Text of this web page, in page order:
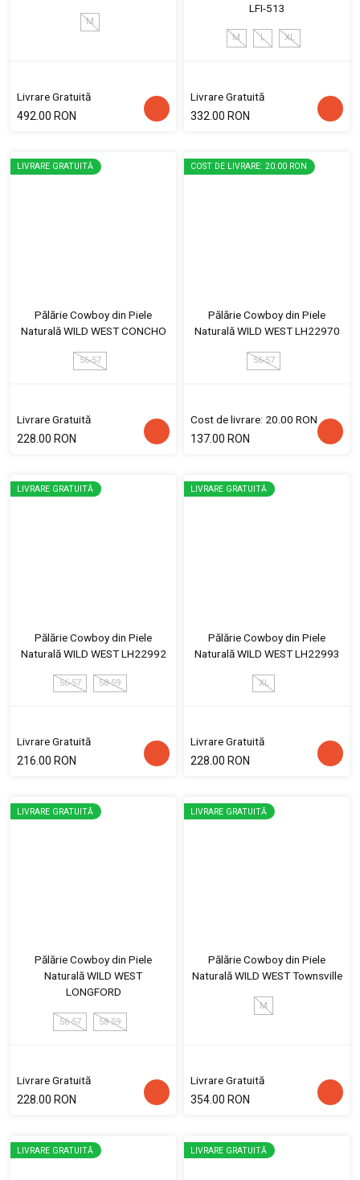
M
Livrare Gratuită
492.00 RON
LFI-513
M L XL
Livrare Gratuită
332.00 RON
LIVRARE GRATUITĂ
Pălărie Cowboy din Piele
Naturală WILD WEST CONCHO
56-57
Livrare Gratuită
228.00 RON
COST DE LIVRARE: 20.00 RON
Pălărie Cowboy din Piele
Naturală WILD WEST LH22970
56-57
Cost de livrare: 20.00 RON
137.00 RON
LIVRARE GRATUITĂ
Pălărie Cowboy din Piele
Naturală WILD WEST LH22992
56-57 58-59
Livrare Gratuită
216.00 RON
LIVRARE GRATUITĂ
Pălărie Cowboy din Piele
Naturală WILD WEST LH22993
XL
Livrare Gratuită
228.00 RON
LIVRARE GRATUITĂ
Pălărie Cowboy din Piele
Naturală WILD WEST
LONGFORD
56-57 58-59
Livrare Gratuită
228.00 RON
LIVRARE GRATUITĂ
Pălărie Cowboy din Piele
Naturală WILD WEST Townsville
M
Livrare Gratuită
354.00 RON
LIVRARE GRATUITĂ LIVRARE GRATUITĂ